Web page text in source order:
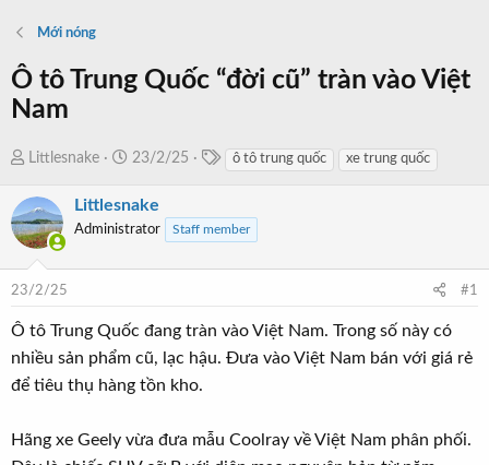
Mới nóng
Ô tô Trung Quốc “đời cũ” tràn vào Việt
Nam
T
r
e
a
t
a
r
r
Littlesnake
N
à
y
đ
23/2/25
s
ô tô trung quốc xe trung quốc
Littlesnake
Administrator Staff member
23/2/25 #1
Ô tô Trung Quốc đang tràn vào Việt Nam. Trong số này có
nhiều sản phẩm cũ, lạc hậu. Đưa vào Việt Nam bán với giá rẻ
để tiêu thụ hàng tồn kho.
Hãng xe Geely vừa đưa mẫu Coolray về Việt Nam phân phối.